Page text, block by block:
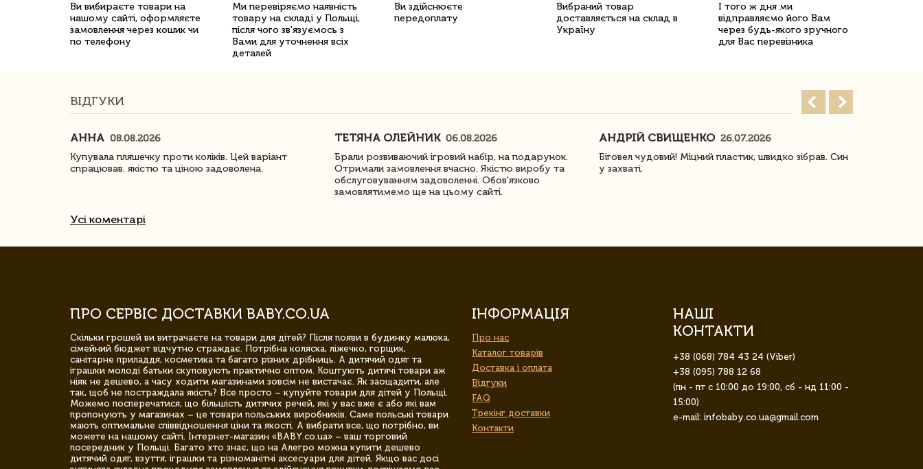
Ви вибираєте товари на
нашому сайті, оформляєте
замовлення через кошик чи
по телефону
Ми перевіряємо наявність
товару на складі у Польщі,
після чого зв'язуємось з
Вами для уточнення всіх
деталей
Ви здійснюєте
передоплату
Вибраний товар
доставляється на склад в
Україну
І того ж дня ми
відправляємо його Вам
через будь-якого зручного
для Вас перевізника
ВІДГУКИ
АННА 08.08.2026
Купувала пляшечку проти коліків. Цей варіант
спрацював. якістю та ціною задоволена.
ТЕТЯНА ОЛЕЙНИК 06.08.2026
Брали розвиваючий ігровий набір, на подарунок.
Отримали замовлення вчасно. Якістю виробу та
обслуговуванням задоволенні. Обов'язково
замовлятимемо ще на цьому сайті.
АНДРІЙ СВИЩЕНКО 26.07.2026
Біговел чудовий! Міцний пластик, швидко зібрав. Син
у захваті.
Усі коментарі
ПРО СЕРВІС ДОСТАВКИ BABY.CO.UA
Скільки грошей ви витрачаєте на товари для дітей? Після появи в будинку малюка,
сімейний бюджет відчутно страждає. Потрібна коляска, ліжечко, горщик,
санітарне приладдя, косметика та багато різних дрібниць. А дитячий одяг та
іграшки молоді батьки скуповують практично оптом. Коштують дитячі товари аж
ніяк не дешево, а часу ходити магазинами зовсім не вистачає. Як заощадити, але
так, щоб не постраждала якість? Все просто – купуйте товари для дітей у Польщі.
Можемо посперечатися, що більшість дитячих речей, які у вас вже є або які вам
пропонують у магазинах – це товари польських виробників. Саме польські товари
мають оптимальне співвідношення ціни та якості. А вибрати все, що потрібно, ви
можете на нашому сайті. Інтернет-магазин «BABY.co.ua» – ваш торговий
посередник у Польщі. Багато хто знає, що на Алегро можна купити дешево
дитячий одяг, взуття, іграшки та різноманітні аксесуари для дітей. Якщо вас досі
ІНФОРМАЦІЯ
Про нас
Каталог товарів
Доставка і оплата
Відгуки
FAQ
Трекінг доставки
Контакти
НАШІ
КОНТАКТИ
+38 (068) 784 43 24 (Viber)
+38 (095) 788 12 68
(пн - пт с 10:00 до 19:00, сб - нд 11:00 -
15:00)
e-mail: infobaby.co.ua@gmail.com